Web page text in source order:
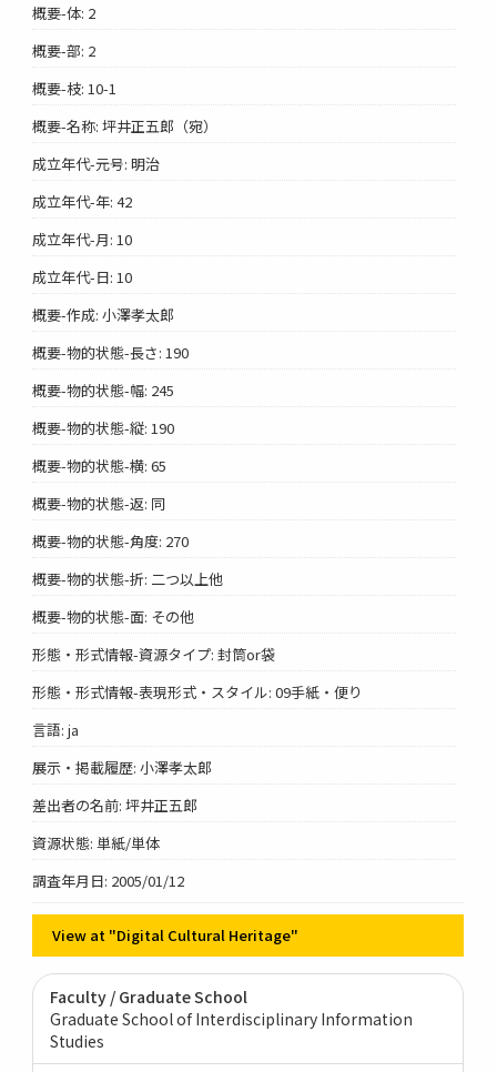
概要-体: 2
概要-部: 2
概要-枝: 10-1
概要-名称: 坪井正五郎（宛）
成立年代-元号: 明治
成立年代-年: 42
成立年代-月: 10
成立年代-日: 10
概要-作成: 小澤孝太郎
概要-物的状態-長さ: 190
概要-物的状態-幅: 245
概要-物的状態-縦: 190
概要-物的状態-横: 65
概要-物的状態-返: 同
概要-物的状態-角度: 270
概要-物的状態-折: 二つ以上他
概要-物的状態-面: その他
形態・形式情報-資源タイプ: 封筒or袋
形態・形式情報-表現形式・スタイル: 09手紙・便り
言語: ja
展示・掲載履歴: 小澤孝太郎
差出者の名前: 坪井正五郎
資源状態: 単紙/単体
調査年月日: 2005/01/12
View at "Digital Cultural Heritage"
Faculty / Graduate School
Graduate School of Interdisciplinary Information
Studies